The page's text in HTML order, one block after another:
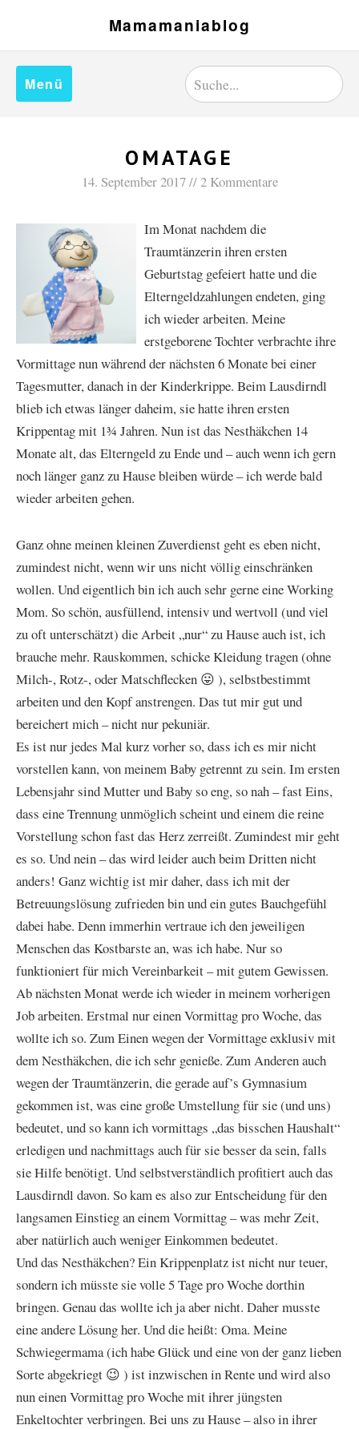
Mamamaniablog
Menü
OMATAGE
14. September 2017 2 Kommentare
Im Monat nachdem die
Traumtänzerin ihren ersten
Geburtstag gefeiert hatte und die
Elterngeldzahlungen endeten, ging
ich wieder arbeiten. Meine
erstgeborene Tochter verbrachte ihre
Vormittage nun während der nächsten 6 Monate bei einer
Tagesmutter, danach in der Kinderkrippe. Beim Lausdirndl
blieb ich etwas länger daheim, sie hatte ihren ersten
Krippentag mit 1¾ Jahren. Nun ist das Nesthäkchen 14
Monate alt, das Elterngeld zu Ende und – auch wenn ich gern
noch länger ganz zu Hause bleiben würde – ich werde bald
wieder arbeiten gehen.
Ganz ohne meinen kleinen Zuverdienst geht es eben nicht,
zumindest nicht, wenn wir uns nicht völlig einschränken
wollen. Und eigentlich bin ich auch sehr gerne eine Working
Mom. So schön, ausfüllend, intensiv und wertvoll (und viel
zu oft unterschätzt) die Arbeit „nur“ zu Hause auch ist, ich
brauche mehr. Rauskommen, schicke Kleidung tragen (ohne
Milch-, Rotz-, oder Matschflecken 😛 ), selbstbestimmt
arbeiten und den Kopf anstrengen. Das tut mir gut und
bereichert mich – nicht nur pekuniär.
Es ist nur jedes Mal kurz vorher so, dass ich es mir nicht
vorstellen kann, von meinem Baby getrennt zu sein. Im ersten
Lebensjahr sind Mutter und Baby so eng, so nah – fast Eins,
dass eine Trennung unmöglich scheint und einem die reine
Vorstellung schon fast das Herz zerreißt. Zumindest mir geht
es so. Und nein – das wird leider auch beim Dritten nicht
anders! Ganz wichtig ist mir daher, dass ich mit der
Betreuungslösung zufrieden bin und ein gutes Bauchgefühl
dabei habe. Denn immerhin vertraue ich den jeweiligen
Menschen das Kostbarste an, was ich habe. Nur so
funktioniert für mich Vereinbarkeit – mit gutem Gewissen.
Ab nächsten Monat werde ich wieder in meinem vorherigen
Job arbeiten. Erstmal nur einen Vormittag pro Woche, das
wollte ich so. Zum Einen wegen der Vormittage exklusiv mit
dem Nesthäkchen, die ich sehr genieße. Zum Anderen auch
wegen der Traumtänzerin, die gerade auf’s Gymnasium
gekommen ist, was eine große Umstellung für sie (und uns)
bedeutet, und so kann ich vormittags „das bisschen Haushalt“
erledigen und nachmittags auch für sie besser da sein, falls
sie Hilfe benötigt. Und selbstverständlich profitiert auch das
Lausdirndl davon. So kam es also zur Entscheidung für den
langsamen Einstieg an einem Vormittag – was mehr Zeit,
aber natürlich auch weniger Einkommen bedeutet.
Und das Nesthäkchen? Ein Krippenplatz ist nicht nur teuer,
sondern ich müsste sie volle 5 Tage pro Woche dorthin
bringen. Genau das wollte ich ja aber nicht. Daher musste
eine andere Lösung her. Und die heißt: Oma. Meine
Schwiegermama (ich habe Glück und eine von der ganz lieben
Sorte abgekriegt 😉 ) ist inzwischen in Rente und wird also
nun einen Vormittag pro Woche mit ihrer jüngsten
Enkeltochter verbringen. Bei uns zu Hause – also in ihrer